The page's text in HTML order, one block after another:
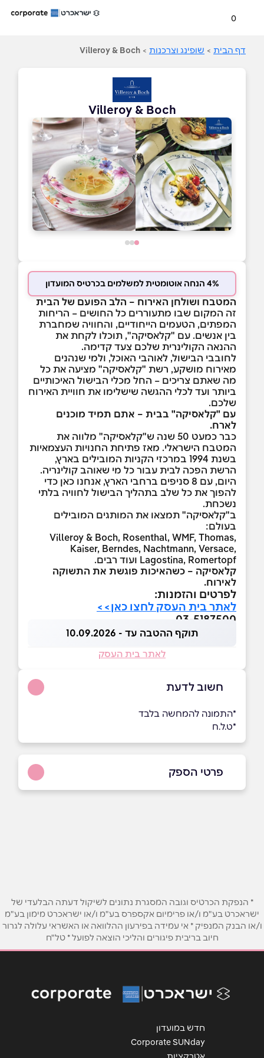
0
דף הבית > שופינג וצרכנות >
VilIeroy & Boch
VilIeroy & Boch
4% הנחה אוטומטית למשלמים בכרטיס המועדון
המטבח ושולחן האירוח – הלב הפועם של הבית
זה המקום שבו מתעוררים כל החושים – הריחות
המפתים, הטעמים הייחודיים, והחוויה שמחברת
בין אנשים. עם "קלאסיקה", תוכלו לקחת את
ההנאה הקולינרית שלכם צעד קדימה.
לחובבי הבישול, לאוהבי האוכל, ולמי שנהנים
מאירוח מושקע, רשת "קלאסיקה" מציעה את כל
מה שאתם צריכים – החל מכלי הבישול האיכותיים
ביותר ועד לכלי ההגשה שישלימו את חוויית האירוח
שלכם.
עם "קלאסיקה" בבית – אתם תמיד מוכנים
לארח.
כבר כמעט 50 שנה ש"קלאסיקה" מלווה את
המטבח הישראלי. מאז פתיחת החנויות העצמאיות
בשנת 1994 במרכזי הקניות המובילים בארץ,
הרשת הפכה לבית עבור כל מי שאוהב קולינריה.
היום, עם 8 סניפים ברחבי הארץ, אנחנו כאן כדי
להפוך את כל שלב בתהליך הבישול לחוויה בלתי
נשכחת.
ב"קלאסיקה" תמצאו את המותגים המובילים
בעולם:
Villeroy & Boch, Rosenthal, WMF, Thomas,
Kaiser, Berndes, Nachtmann, Versace,
Lagostina, Romertopf ועוד רבים.
קלאסיקה – כשהאיכות פוגשת את התשוקה
לאירוח.
לפרטים והזמנות:
לאתר בית העסק לחצו כאן>>
03-5187500
תוקף ההטבה עד - 10.09.2026
לאתר בית העסק
חשוב לדעת
*התמונה להמחשה בלבד
*ט.ל.ח
פרטי הספק
טלפון*
אימייל *
אנא חזרו אלי בקשר ל...
* הנפקת הכרטיס וגובה המסגרת נתונים לשיקול דעתה הבלעדי של
ישראכרט בע"מ ו/או פרימיום אקספרס בע"מ ו/או ישראכרט מימון בע"מ
ו/או הבנק המנפיק * אי עמידה בפירעון ההלוואה או האשראי עלולה לגרור
חיוב בריבית פיגורים והליכי הוצאה לפועל * טל"ח
חדש במועדון
Corporate SUNday